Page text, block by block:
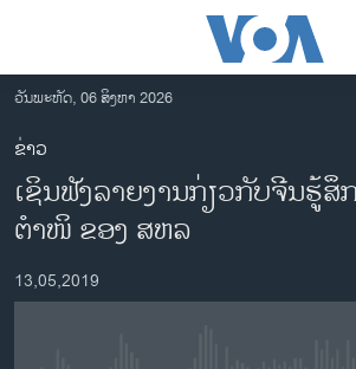
ເຂົ້າ
ຫາ
ຂ້າມ
ຂ້າມ
ຂ້າມ
ໄປ
ຫາ
ຊອກ
ອາເມຣິກາ
ການເລືອກຕັ້ງ ປະທານາທີບໍດີ ສະຫະລັດ 2024
ຂ່າວ​ຈີນ
ວັນພະຫັດ, 06 ສິງຫາ 2026
ຂ່າວ
ເຊິນ​ຟັງ​ລ​າຍ​ງານ​ກ່ຽວ​ກັບ​ຈີນ​ຮູ້​ສຶ
ຕຳ​ໜິ ຂອງ ສ​ຫລ
13,05,2019